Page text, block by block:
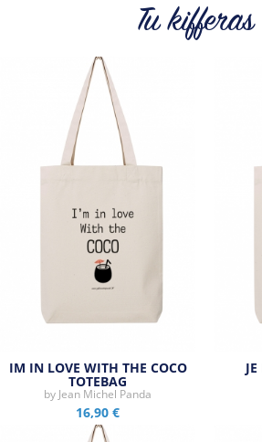
Tous les produits de la
Tu
IM IN LOVE WITH THE COCO
TOTEBAG
by Jean Michel Panda
16,90 €